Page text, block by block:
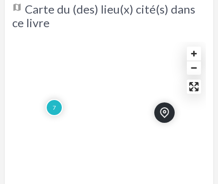
Carte du (des) lieu(x) cité(s) dans
ce livre
7